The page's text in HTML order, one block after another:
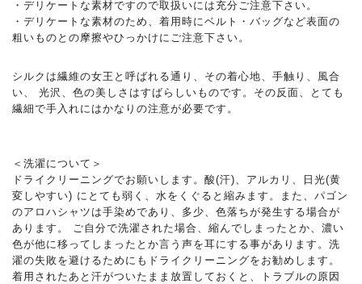
・デリケートな素材ですので取扱いには充分ご注意下さい。
・デリケートな素材のため、着用時にベルト・バッグなど表面の
粗いものとの摩擦やひっかけにご注意下さい。
シルクは繊維の女王と呼ばれる通り、その着心地、手触り、風合
い、 光沢、色の美しさはすばらしいものです。その反面、とても
繊細で手入れにはかなりの注意が必要です。
＜洗濯について＞
ドライクリーニングでお願いします。酸(汗)、アルカリ、日光(黄
変しやすい) にとても弱く、水をくぐると縮みます。また、パゴン
のアロハシャツは手染めであり、多少、色落ちが発生する場合が
あります。 ご自分で洗濯された場合、縮んでしまったとか、濃い
色が他に移ってしまったとか言う声を耳にする事があります。洗
濯の失敗を避けるためにもドライクリーニングをお勧めします。
着用されたあと汗がついたまま放置しておくと、トラブルの原因